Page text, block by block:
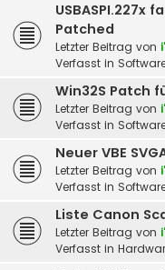
USBASPI.227x
Patched
Letzter Beitrag von
Verfasst in
Win32S Patch
Letzter Beitrag von
Verfasst in
Neuer VBE
Letzter Beitrag von
Verfasst in
Liste Canon
Letzter Beitrag von
Verfasst in